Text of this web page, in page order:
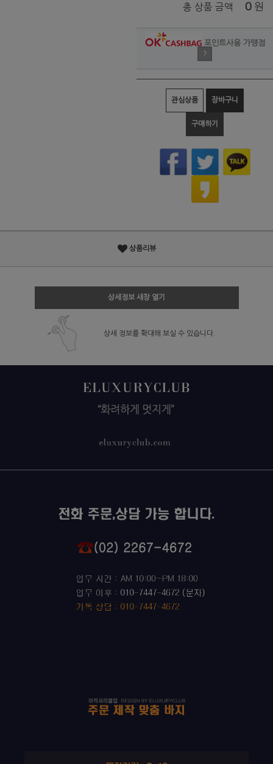
총 상품 금액 0 원
포인트사용 가맹점
?
관심상품 장바구니
구매하기
상품리뷰
상세정보 새창 열기
상세 정보를 확대해 보실 수 있습니다.